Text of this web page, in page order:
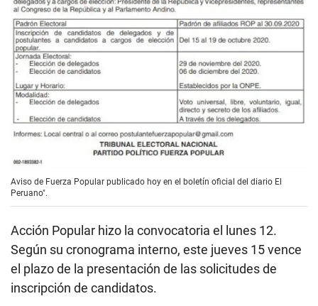
Aviso de Fuerza Popular publicado hoy en el boletín oficial del diario El
Peruano".
Acción Popular hizo la convocatoria el lunes 12.
Según su cronograma interno, este jueves 15 vence
el plazo de la presentación de las solicitudes de
inscripción de candidatos.